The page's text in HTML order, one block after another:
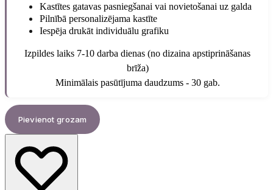
Kastītes gatavas pasniegšanai vai novietošanai uz galda
Pilnībā personalizējama kastīte
Iespēja drukāt individuālu grafiku
Izpildes laiks 7-10 darba dienas (no dizaina apstiprināšanas
brīža)
Minimālais pasūtījuma daudzums - 30 gab.
Pievienot grozam